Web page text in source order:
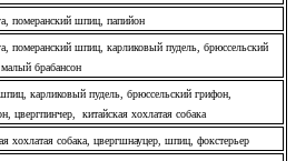
померанский шпиц, папийон
померанский шпиц, карликовый пудель, брюссельский
брабансон
карликовый пудель, брюссельский грифон,
цвергпинчер, китайская хохлатая собака
хохлатая собака, цвергшнауцер, шпиц, фокстерьер